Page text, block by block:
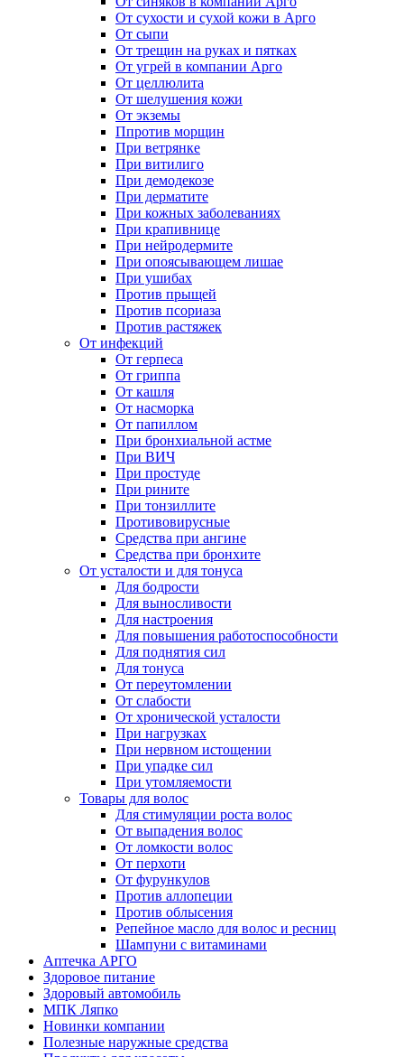
От сухости и сухой кожи в Арго
От сыпи
От трещин на руках и пятках
От угрей в компании Арго
От целлюлита
От шелушения кожи
От экземы
Ппротив морщин
При ветрянке
При витилиго
При демодекозе
При дерматите
При кожных заболеваниях
При крапивнице
При нейродермите
При опоясывающем лишае
При ушибах
Против прыщей
Против псориаза
Против растяжек
От инфекций
От герпеса
От гриппа
От кашля
От насморка
От папиллом
При бронхиальной астме
При ВИЧ
При простуде
При рините
При тонзиллите
Противовирусные
Средства при ангине
Средства при бронхите
От усталости и для тонуса
Для бодрости
Для выносливости
Для настроения
Для повышения работоспособности
Для поднятия сил
Для тонуса
От переутомлении
От слабости
От хронической усталости
При нагрузках
При нервном истощении
При упадке сил
При утомляемости
Товары для волос
Для стимуляции роста волос
От выпадения волос
От ломкости волос
От перхоти
От фурункулов
Против аллопеции
Против облысения
Репейное масло для волос и ресниц
Шампуни с витаминами
Аптечка АРГО
Здоровое питание
Здоровый автомобиль
МПК Ляпко
Новинки компании
Полезные наружные средства